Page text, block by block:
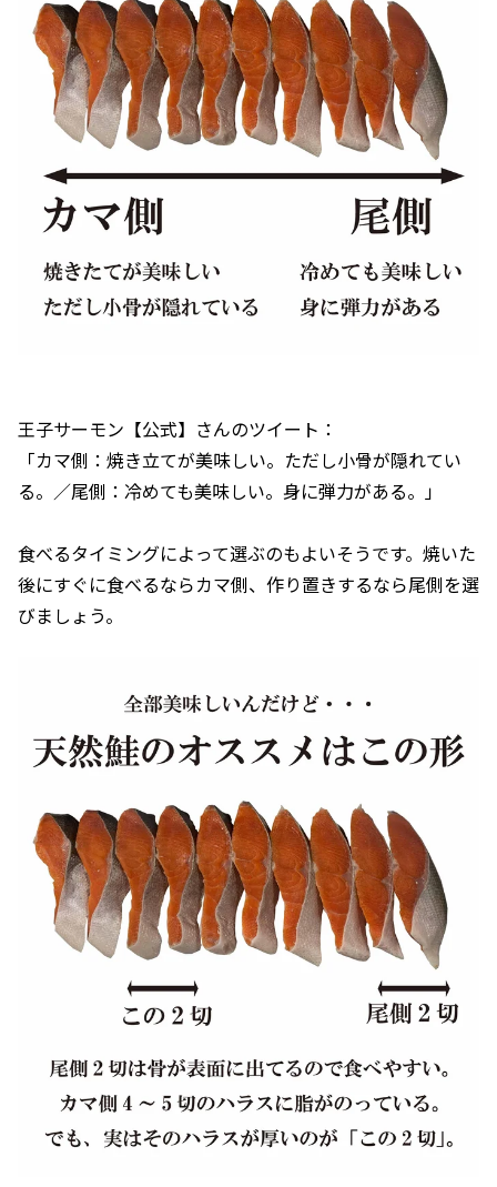
王子サーモン【公式】さんのツイート：
「カマ側：焼き立てが美味しい。ただし小骨が隠れてい
る。／尾側：冷めても美味しい。身に弾力がある。」
食べるタイミングによって選ぶのもよいそうです。焼いた
後にすぐに食べるならカマ側、作り置きするなら尾側を選
びましょう。